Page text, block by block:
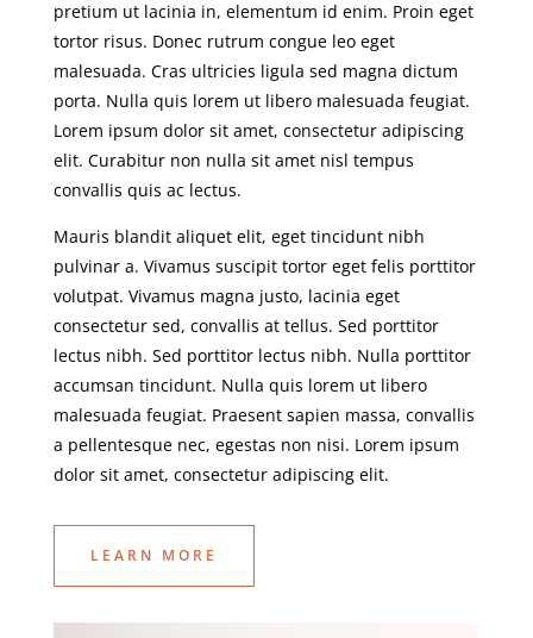
pretium ut lacinia in, elementum id enim. Proin eget
tortor risus. Donec rutrum congue leo eget
malesuada. Cras ultricies ligula sed magna dictum
porta. Nulla quis lorem ut libero malesuada feugiat.
Lorem ipsum dolor sit amet, consectetur adipiscing
elit. Curabitur non nulla sit amet nisl tempus
convallis quis ac lectus.
Mauris blandit aliquet elit, eget tincidunt nibh
pulvinar a. Vivamus suscipit tortor eget felis porttitor
volutpat. Vivamus magna justo, lacinia eget
consectetur sed, convallis at tellus. Sed porttitor
lectus nibh. Sed porttitor lectus nibh. Nulla porttitor
accumsan tincidunt. Nulla quis lorem ut libero
malesuada feugiat. Praesent sapien massa, convallis
a pellentesque nec, egestas non nisi. Lorem ipsum
dolor sit amet, consectetur adipiscing elit.
LEARN MORE